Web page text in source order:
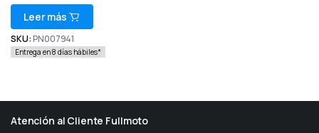
Leer más
SKU: PN007941
Entrega en 8 días hábiles*
Atención al Cliente Fullmoto